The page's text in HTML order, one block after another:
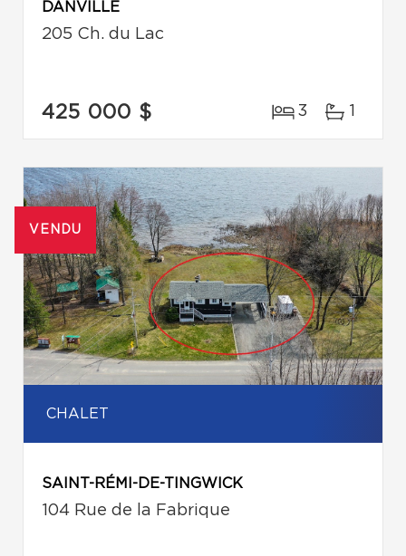
DANVILLE
205 Ch. du Lac
425 000 $ 3 1
VENDU
CHALET
SAINT-RÉMI-DE-TINGWICK
104 Rue de la Fabrique